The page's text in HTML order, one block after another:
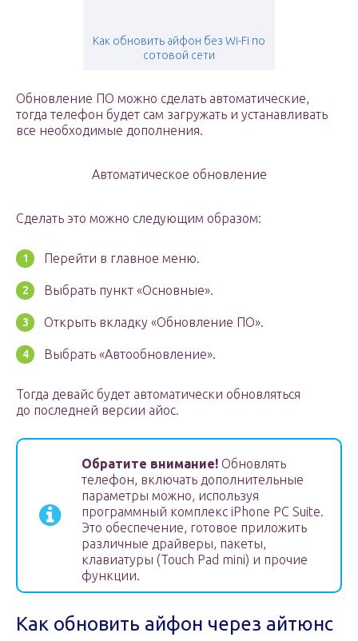
Как обновить айфон без Wi-Fi по
сотовой сети
Обновление ПО можно сделать автоматические,
тогда телефон будет сам загружать и устанавливать
все необходимые дополнения.
Автоматическое обновление
Сделать это можно следующим образом:
Перейти в главное меню.
Выбрать пункт «Основные».
Открыть вкладку «Обновление ПО».
Выбрать «Автообновление».
Тогда девайс будет автоматически обновляться
до последней версии айос.
Обратите внимание! Обновлять
телефон, включать дополнительные
параметры можно, используя
программный комплекс iPhone PC Suite.
Это обеспечение, готовое приложить
различные драйверы, пакеты,
клавиатуры (Touch Pad mini) и прочие
функции.
Как обновить айфон через айтюнс